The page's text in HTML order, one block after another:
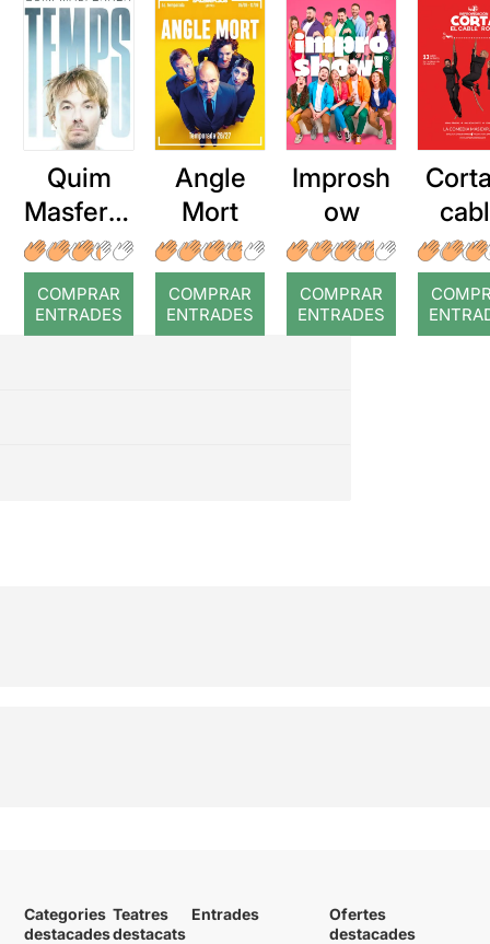
Quim
Masferre
r: Temps
COMPRAR
ENTRADES
Angle
Mort
COMPRAR
ENTRADES
Improsh
ow
COMPRAR
ENTRADES
Categories
destacades
Teatres
destacats
Entrades
Ofertes
destacades